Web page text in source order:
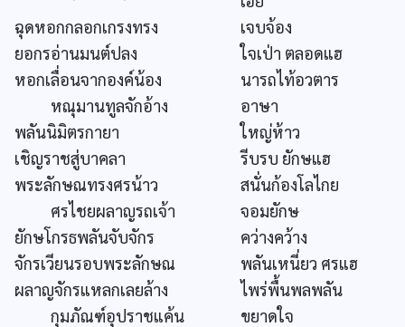
ฉุดหอกกลอกเกรงทรง
เจบจ้อง
ยอกรอ่านมนต์ปลง
ใจเป่า ตลอดแฮ
หอกเลื่อนจากองค์น้อง
นารถไท้อวตาร
หณุมานทูลจักอ้าง
อาษา
พลันนิมิตรกายา
ใหญ่ห้าว
เชิญราชสู่บาคลา
รีบรบ ยักษแฮ
พระลักษณทรงศรน้าว
สนั่นก้องโลไกย
ศรไชยผลาญรถเจ้า
จอมยักษ
ยักษโกรธพลันจับจักร
คว่างคว้าง
จักรเวียนรอบพระลักษณ
พลันเหนี่ยว ศรแฮ
ผลาญจักรแหลกเลยล้าง
ไพร่พื้นพลพลัน
กุมภัณฑ์อุปราชแค้น
ขยาดใจ